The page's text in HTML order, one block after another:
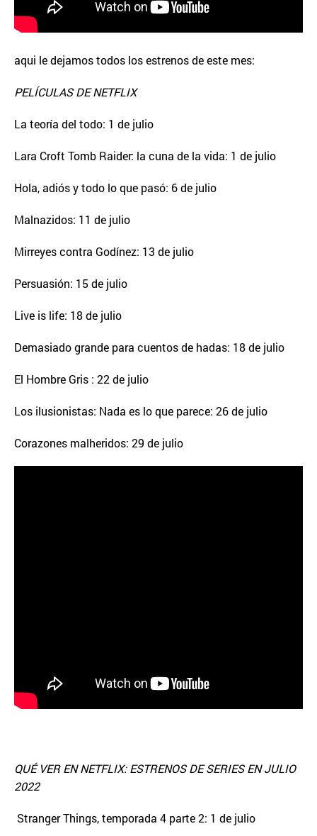
aqui le dejamos todos los estrenos de este mes:
PELÍCULAS DE NETFLIX
La teoría del todo: 1 de julio
Lara Croft Tomb Raider: la cuna de la vida: 1 de julio
Hola, adiós y todo lo que pasó: 6 de julio
Malnazidos: 11 de julio
Mirreyes contra Godínez: 13 de julio
Persuasión: 15 de julio
Live is life: 18 de julio
Demasiado grande para cuentos de hadas: 18 de julio
El Hombre Gris : 22 de julio
Los ilusionistas: Nada es lo que parece: 26 de julio
Corazones malheridos: 29 de julio
QUÉ VER EN NETFLIX: ESTRENOS DE SERIES EN JULIO
2022
Stranger Things, temporada 4 parte 2: 1 de julio